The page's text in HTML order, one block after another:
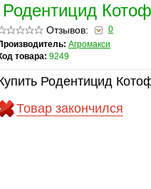
Родентицид
Отзывов:
0
Агромакси
товара: 9249
Родентицид
Товар закончился